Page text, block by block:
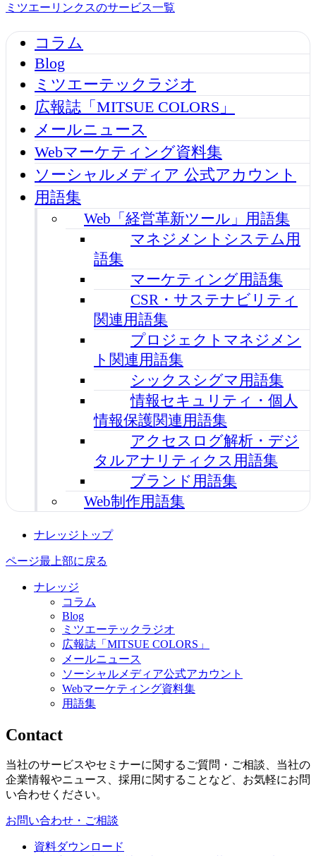
ミツエーリンクスのサービス一覧
コラム
Blog
ミツエーテックラジオ
広報誌「MITSUE COLORS」
メールニュース
Webマーケティング資料集
ソーシャルメディア 公式アカウント
用語集
Web「経営革新ツール」用語集
マネジメントシステム用
語集
マーケティング用語集
CSR・サステナビリティ
関連用語集
プロジェクトマネジメン
ト関連用語集
シックスシグマ用語集
情報セキュリティ・個人
情報保護関連用語集
アクセスログ解析・デジ
タルアナリティクス用語集
ブランド用語集
Web制作用語集
ナレッジトップ
ページ最上部に戻る
ナレッジ
コラム
Blog
ミツエーテックラジオ
広報誌「MITSUE COLORS」
メールニュース
ソーシャルメディア公式アカウント
Webマーケティング資料集
用語集
Contact
当社のサービスやセミナーに関するご質問・ご相談、当社の
企業情報やニュース、採用に関することなど、お気軽にお問
い合わせください。
お問い合わせ・ご相談
資料ダウンロード